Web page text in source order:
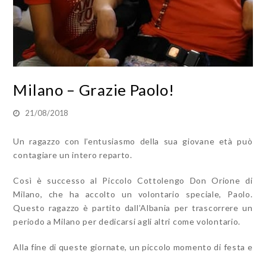
Milano – Grazie Paolo!
21/08/2018
Un ragazzo con l’entusiasmo della sua giovane età può
contagiare un intero reparto.
Così è successo al Piccolo Cottolengo Don Orione di
Milano, che ha accolto un volontario speciale, Paolo.
Questo ragazzo è partito dall’Albania per trascorrere un
periodo a Milano per dedicarsi agli altri come volontario.
Alla fine di queste giornate, un piccolo momento di festa e